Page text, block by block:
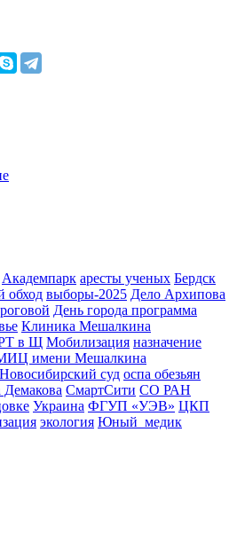
Академпарк аресты ученых Бердск
обход выборы-2025 Дело Архипова
День города программа
Клиника Мешалкина
в Щ Мобилизация назначение
имени Мешалкина
Новосибирский суд оспа обезьян
Демакова СмартСити СО РАН
Украина ФГУП «УЭВ» ЦКП
экология Юный_медик